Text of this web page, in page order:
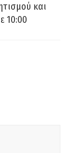
και
10:00